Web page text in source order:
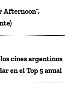
Afternoon”,
cines argentinos
en el Top 5 anual